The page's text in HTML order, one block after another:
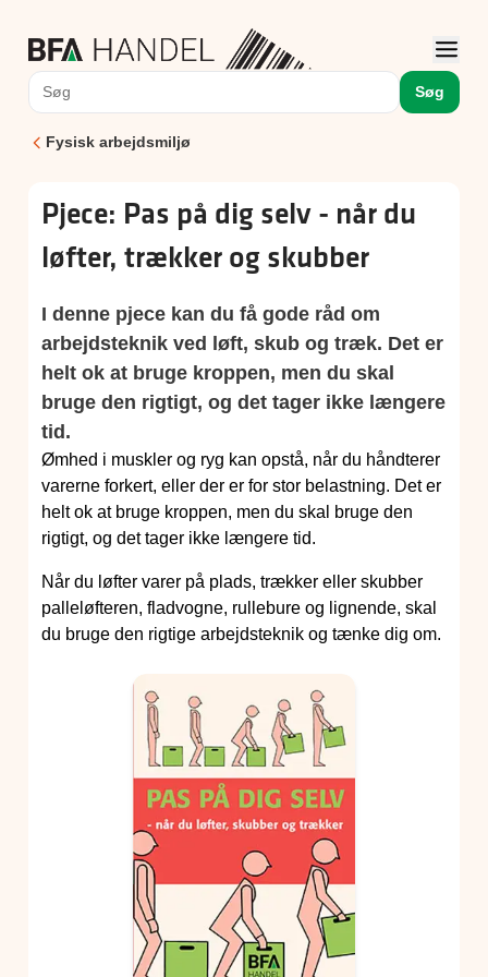
Søg
Fysisk arbejdsmiljø
Pjece: Pas på dig selv - når du
løfter, trækker og skubber
I denne pjece kan du få gode råd om
arbejdsteknik ved løft, skub og træk. Det er
helt ok at bruge kroppen, men du skal
bruge den rigtigt, og det tager ikke længere
tid.
Ømhed i muskler og ryg kan opstå, når du håndterer
varerne forkert, eller der er for stor belastning. Det er
helt ok at bruge kroppen, men du skal bruge den
rigtigt, og det tager ikke længere tid.
Når du løfter varer på plads, trækker eller skubber
palleløfteren, fladvogne, rullebure og lignende, skal
du bruge den rigtige arbejdsteknik og tænke dig om.